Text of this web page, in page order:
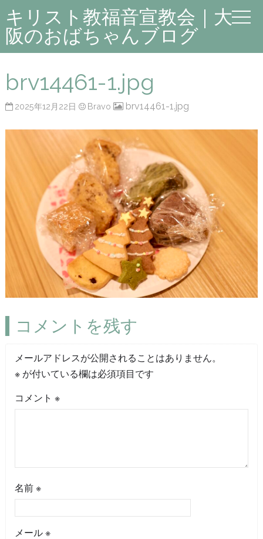
キリスト教福音宣教会｜大
阪のおばちゃんブログ
brv14461-1.jpg
2025年12月22日 Bravo brv14461-1.jpg
コメントを残す
メールアドレスが公開されることはありません。
※が付いている欄は必須項目です
コメント ※
名前 ※
メール ※